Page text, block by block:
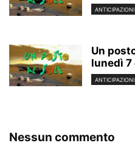
ANTICIPAZIONI
Un
lunedì
ANTICIPAZIONI
Nessun commento